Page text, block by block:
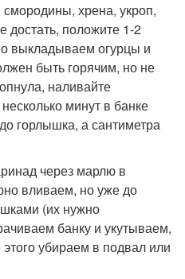
хрена, укроп,
достать, положите 1-2
выкладываем огурцы и
быть горячим, но не
наливайте
минут в банке
горлышка, а сантиметра
через марлю в
вливаем, но уже до
(их нужно
банку и укутываем,
убираем в подвал или